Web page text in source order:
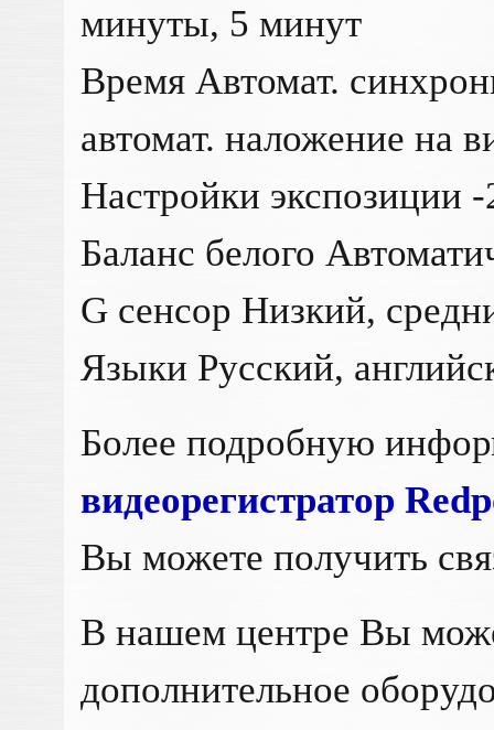
минуты, 5 минут
Время Автомат.
автомат. наложение на
Настройки экспозиции
Баланс белого
G сенсор Низкий,
Языки Русский,
Более подробную
видеорегистратор
Вы можете получить
В нашем центре Вы
дополнительное